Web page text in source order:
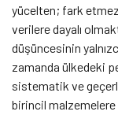
yücelten; fark
verilere dayalı
düşüncesinin
zamanda ülkedeki
sistematik ve
birincil malzemelere